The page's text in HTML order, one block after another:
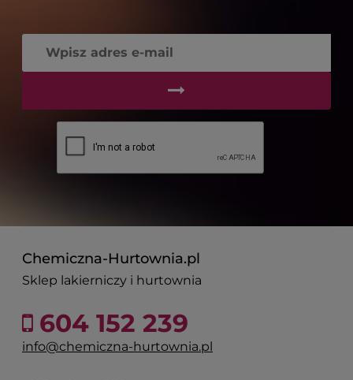
Chemiczna-Hurtownia.pl
Sklep lakierniczy i hurtownia
604 152 239
info@chemiczna-hurtownia.pl